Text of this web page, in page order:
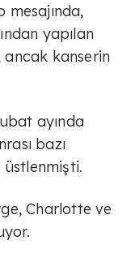
mesajında,
yapılan
kanserin
ayında
bazı
Charlotte ve